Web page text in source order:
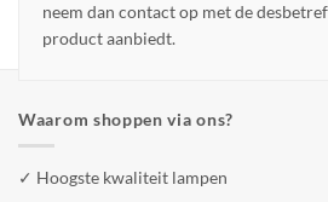
neem dan contact op met de
product aanbiedt.
Waarom shoppen via ons?
✓ Hoogste kwaliteit lampen